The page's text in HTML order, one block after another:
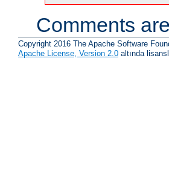
Comments
Copyright 2016 The Apache Software
Apache License, Version 2.0 altında